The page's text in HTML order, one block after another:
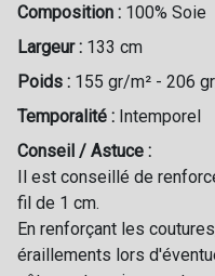
Composition : 100% Soie
Largeur : 133 cm
Poids : 155 gr/m² - 206
Temporalité : Intemporel
Conseil / Astuce :
Il est conseillé de
fil de 1 cm.
En renforçant les
éraillements lors